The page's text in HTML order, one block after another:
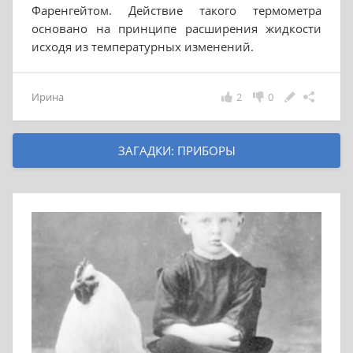
Фаренгейтом. Действие такого термометра
основано на принципе расширения жидкости
исходя из температурных изменений.
Ирина 0
2
ЗАГАДКИ: ПРИБОРЫ